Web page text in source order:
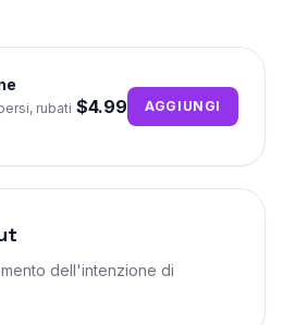
rubati $4.99 AGGIUNGI
dell'intenzione di